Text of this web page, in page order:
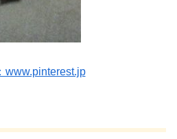
www.pinterest.jp